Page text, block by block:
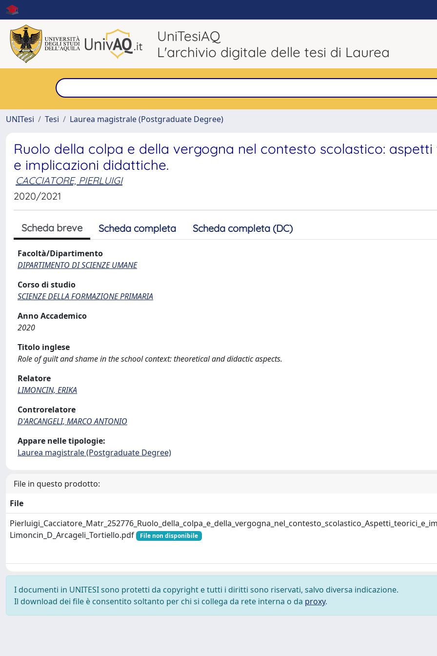
UniTesiAQ
L'archivio digitale delle tesi di Laurea
UNITesi
Tesi Laurea magistrale (Postgraduate Degree)
Ruolo della colpa e della vergogna nel contesto scolastico:
e implicazioni didattiche.
CACCIATORE, PIERLUIGI
2020/2021
Scheda breve Scheda completa Scheda completa (DC)
Facoltà/Dipartimento
DIPARTIMENTO DI SCIENZE UMANE
Corso di studio
SCIENZE DELLA FORMAZIONE PRIMARIA
Anno Accademico
2020
Titolo inglese
Role of guilt and shame in the school context: theoretical and didactic aspects.
Relatore
LIMONCIN, ERIKA
Controrelatore
D'ARCANGELI, MARCO ANTONIO
Appare nelle tipologie:
Laurea magistrale (Postgraduate Degree)
File in questo prodotto:
File
Limoncin_D_Arcageli_Tortiello.pdf
File non disponibile
I documenti in UNITESI sono protetti da copyright e tutti i diritti sono riservati, salvo diversa indicazione.
Il download dei file è consentito soltanto per chi si collega da rete interna o da proxy.